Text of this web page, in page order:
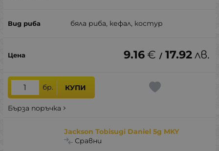
бяла риба, кефал, костур
9.16€ / 17.92лв.
бр. КУПИ
Бърза поръчка
Jackson Tobisugi Daniel 5g MKY
Сравни